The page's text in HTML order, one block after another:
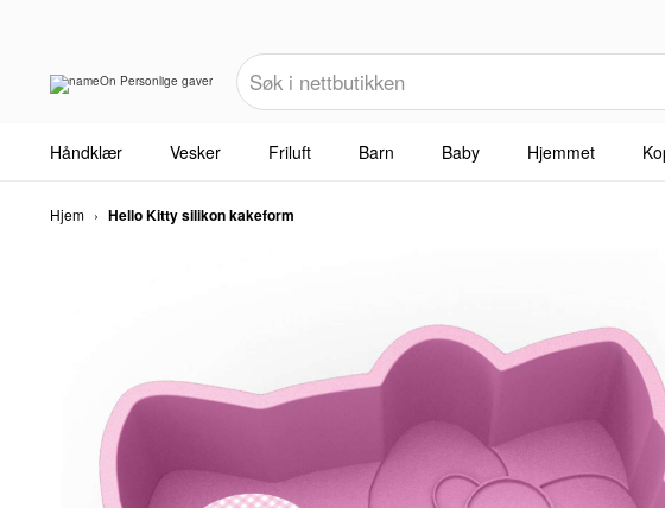
Håndklær Vesker Friluft Barn Baby Hjemmet
Hjem › Hello Kitty silikon kakeform